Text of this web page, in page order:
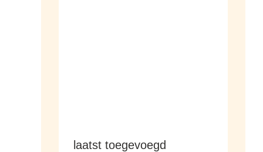
laatst toegevoegd